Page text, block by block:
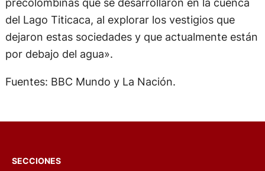
del Lago Titicaca, al explorar los vestigios que
dejaron estas sociedades y que actualmente están
por debajo del agua».
Fuentes: BBC Mundo y La Nación.
SECCIONES